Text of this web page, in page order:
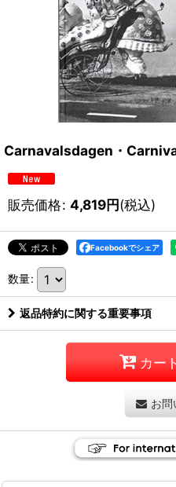
Carnavalsdagen・
販売価格: 4,819円(税込)
Facebookでシェア
数量:
返品特約に関する重要事項
カー
お問